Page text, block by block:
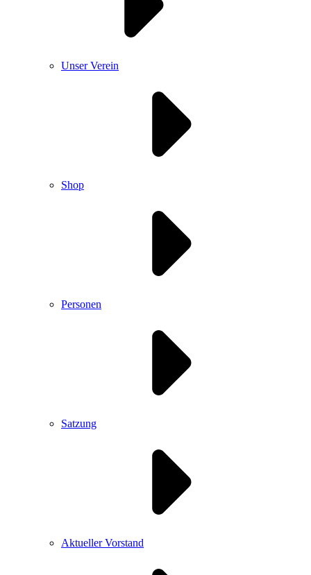
Unser Verein
Shop
Personen
Satzung
Aktueller Vorstand